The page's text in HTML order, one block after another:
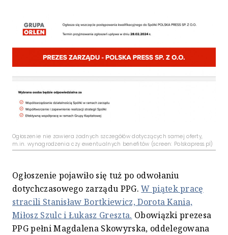
Ogłoszenie nie zawiera żadnych szczegółów dotyczących samej oferty,
m.in. wynagrodzenia czy ewentualnych benefitów (screen: Polskapress.pl)
Ogłoszenie pojawiło się tuż po odwołaniu
dotychczasowego zarządu PPG.W piątek pracę
stracili Stanisław Bortkiewicz, Dorota Kania,
Miłosz Szulc i Łukasz Greszta. Obowiązki prezesa
PPG pełni Magdalena Skowyrska, oddelegowana